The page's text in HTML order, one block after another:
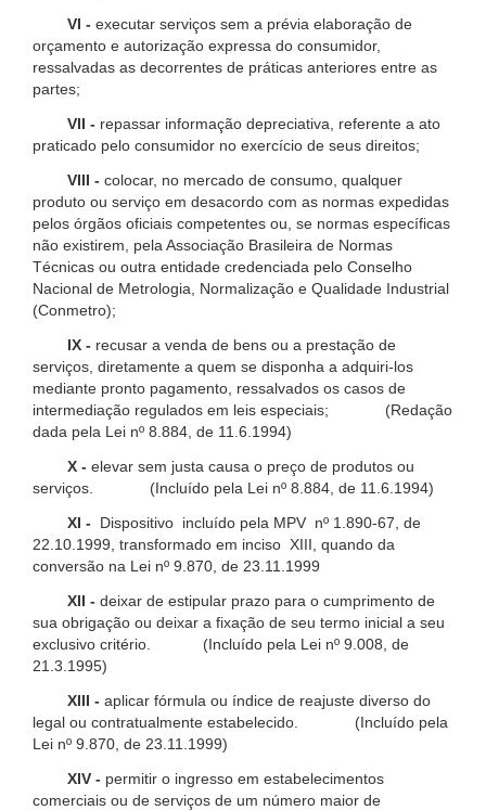
VI - executar serviços sem a prévia elaboração de
orçamento e autorização expressa do consumidor,
ressalvadas as decorrentes de práticas anteriores entre as
partes;
VII - repassar informação depreciativa, referente a ato
praticado pelo consumidor no exercício de seus direitos;
VIII - colocar, no mercado de consumo, qualquer
produto ou serviço em desacordo com as normas expedidas
pelos órgãos oficiais competentes ou, se normas específicas
não existirem, pela Associação Brasileira de Normas
Técnicas ou outra entidade credenciada pelo Conselho
Nacional de Metrologia, Normalização e Qualidade Industrial
(Conmetro);
IX - recusar a venda de bens ou a prestação de
serviços, diretamente a quem se disponha a adquiri-los
mediante pronto pagamento, ressalvados os casos de
intermediação regulados em leis especiais; (Redação
dada pela Lei nº 8.884, de 11.6.1994)
X - elevar sem justa causa o preço de produtos ou
serviços. (Incluído pela Lei nº 8.884, de 11.6.1994)
XI -
Dispositivo incluído pela MPV nº 1.890-67, de
22.10.1999, transformado em inciso XIII, quando da
conversão na Lei nº 9.870, de 23.11.1999
XII - deixar de estipular prazo para o cumprimento de
sua obrigação ou deixar a fixação de seu termo inicial a seu
exclusivo critério. (Incluído pela Lei nº 9.008, de
21.3.1995)
XIII - aplicar fórmula ou índice de reajuste diverso do
legal ou contratualmente estabelecido. (Incluído pela
Lei nº 9.870, de 23.11.1999)
XIV - permitir o ingresso em estabelecimentos
comerciais ou de serviços de um número maior de